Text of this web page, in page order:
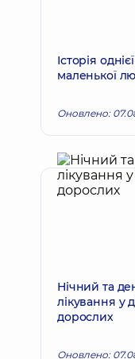
Історія
маленької
Оновлено:
Нічний та
лікування у
дорослих
Оновлено: